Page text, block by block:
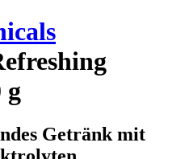
g
Getränk mit